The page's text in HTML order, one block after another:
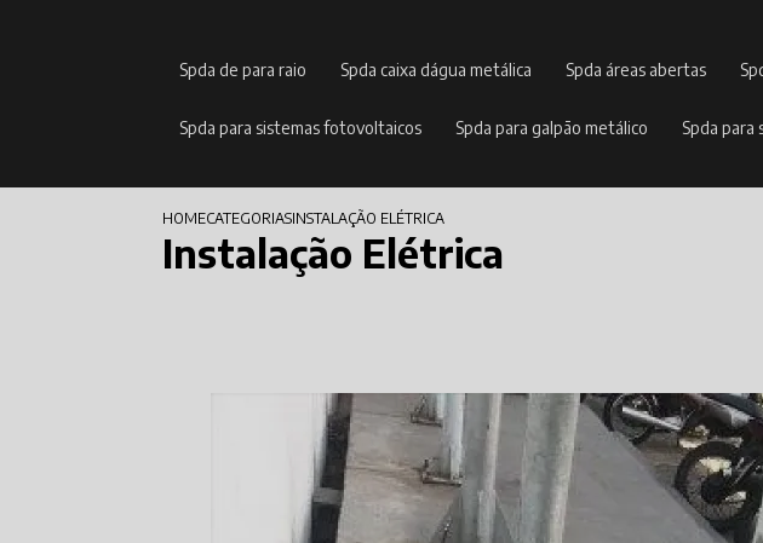
spda de para raio spda caixa dágua metálica spda áreas abertas
spda para sistemas fotovoltaicos spda para galpão metálico spda para
HOMECATEGORIASINSTALAÇÃO ELÉTRICA
Instalação Elétrica